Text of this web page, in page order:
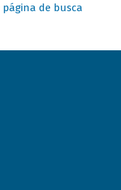
página de busca